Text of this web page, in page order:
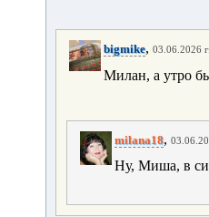
bigmike, 03.06.2026
Милан, а утро
milana18,
Ну, Миша, в